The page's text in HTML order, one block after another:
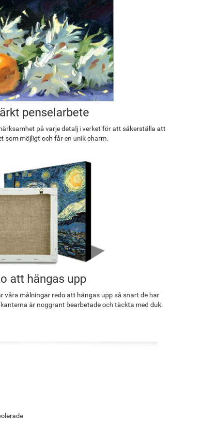
penselarbete
på varje detalj i verket för att säkerställa att
som möjligt och får en unik charm.
att hängas upp
våra målningar redo att hängas upp så snart de har
är noggrant bearbetade och täckta med duk.